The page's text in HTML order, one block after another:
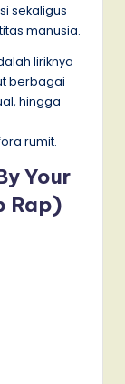
sekaligus
manusia.
liriknya
berbagai
hingga
rumit.
Your
Rap)